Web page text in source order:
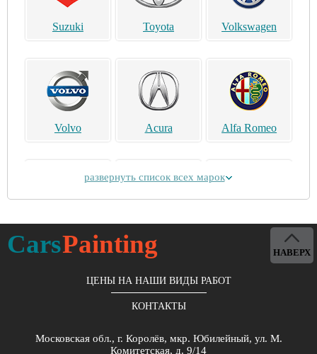
Suzuki Toyota Volkswagen
Volvo Acura Alfa Romeo
развернуть список всех марок
CarsPainting
ЦЕНЫ НА НАШИ ВИДЫ РАБОТ
КОНТАКТЫ
Московская обл., г. Королёв, мкр. Юбилейный, ул. М.
Комитетская, д. 9/14
НАВЕРХ